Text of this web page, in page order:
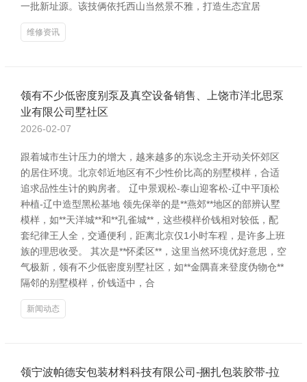
一批新址源。该技俩依托西山当然景不雅，打造生态宜居
维修资讯
领有不少低密度别泵及真空设备销售、上饶市洋北思泵
业有限公司墅社区
2026-02-07
跟着城市生计压力的增大，越来越多的东说念主开动关怀郊区
的居住环境。北京邻近地区有不少性价比高的别墅模样，合适
追求品性生计的购房者。 辽中景观松-泰山迎客松-辽中平顶松
种植-辽中造型黑松基地 领先保举的是**燕郊**地区的部辨认墅
模样，如**天洋城**和**孔雀城**，这些模样价钱相对较低，配
套纪律王人全，交通便利，距离北京仅1小时车程，是许多上班
族的理思收受。 其次是**怀柔区**，这里当然环境优好意思，空
气极新，领有不少低密度别墅社区，如**金隅喜来登度伪物仓**
隔邻的别墅模样，价钱适中，合
新闻动态
领宁波帕德安包装材料科技有限公司-捆扎包装胶带-拉